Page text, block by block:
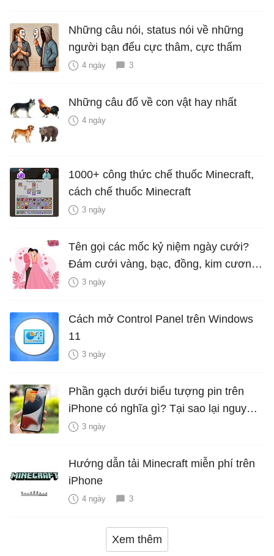
Những câu nói, status nói về những
người bạn đểu cực thâm, cực thấm
4 ngày 3
Những câu đố về con vật hay nhất
4 ngày
1000+ công thức chế thuốc Minecraft,
cách chế thuốc Minecraft
3 ngày
Tên gọi các mốc kỷ niệm ngày cưới?
Đám cưới vàng, bạc, đồng, kim cương
là bao nhiêu năm?
3 ngày
Cách mở Control Panel trên Windows
11
3 ngày
Phần gạch dưới biểu tượng pin trên
iPhone có nghĩa gì? Tại sao lại nguy
hiểm?
3 ngày
Hướng dẫn tải Minecraft miễn phí trên
iPhone
4 ngày 3
Xem thêm